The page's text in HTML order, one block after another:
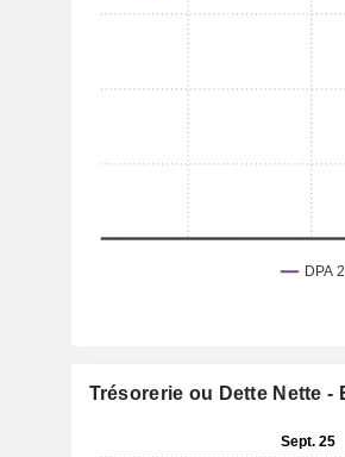
Trésorerie ou Dette Nette